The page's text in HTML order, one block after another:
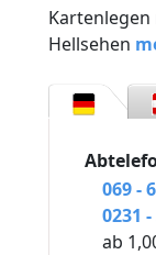
Hellsehen
069 -
0231
ab